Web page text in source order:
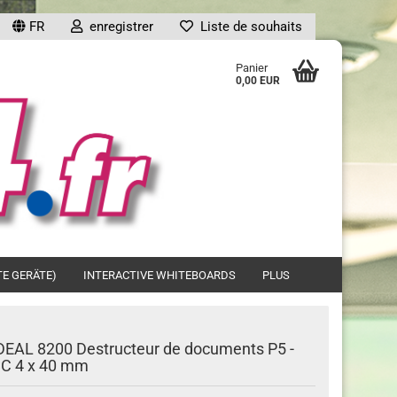
FR enregistrer Liste de souhaits
Panier
0,00 EUR
GERÄTE) INTERACTIVE WHITEBOARDS PLUS
8200 Destructeur de documents P5 -
4 x 40 mm